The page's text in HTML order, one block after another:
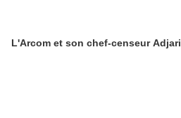
L'Arcom et son chef-censeur Adjari